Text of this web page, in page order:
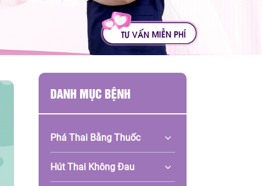
DANH MỤC BỆNH
Phá Thai Bằng Thuốc
Hút Thai Không Đau